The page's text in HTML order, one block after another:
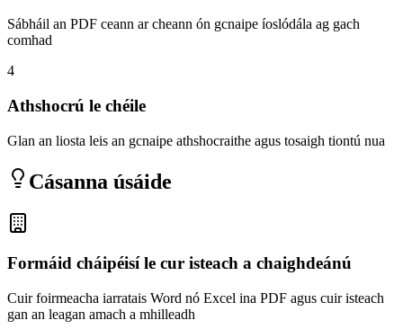
Sábháil an PDF ceann ar cheann ón gcnaipe íoslódála ag gach
comhad
4
Athshocrú le chéile
Glan an liosta leis an gcnaipe athshocraithe agus tosaigh tiontú nua
Cásanna úsáide
Formáid cháipéisí le cur isteach a chaighdeánú
Cuir foirmeacha iarratais Word nó Excel ina PDF agus cuir isteach
gan an leagan amach a mhilleadh